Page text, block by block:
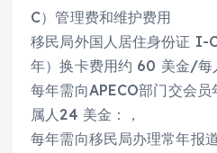
C）管理费和维护费用
移民局外国人居住身份证 I-
年）换卡费用约 60 美金/每
每年需向APECO部门交会
属人24 美金：，
每年需向移民局办理常年报